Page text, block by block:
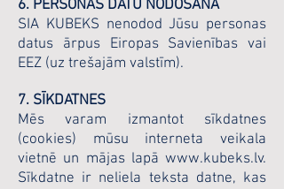
6. PERSONAS DATU NODOŠANA
SIA KUBEKS nenodod Jūsu personas
datus ārpus Eiropas Savienības vai
EEZ (uz trešajām valstīm).
7. SĪKDATNES
Mēs varam izmantot sīkdatnes
(cookies) mūsu interneta veikala
vietnē un mājas lapā www.kubeks.lv.
Sīkdatne ir neliela teksta datne, kas